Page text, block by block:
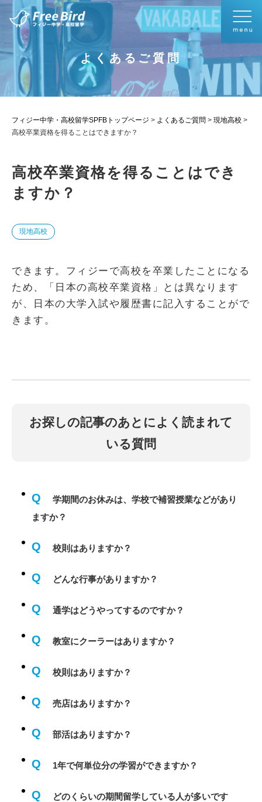
よくあるご質問
フィジー中学・高校留学SPFBトップページ > よくあるご質問 > 現地高校 >
高校卒業資格を得ることはできますか？
高校卒業資格を得ることはでき
ますか？
現地高校
できます。フィジーで高校を卒業したことになる
ため、「日本の高校卒業資格」とは異なります
が、日本の大学入試や履歴書に記入することがで
きます。
お探しの記事のあとによく読まれて
いる質問
Q
学期間のお休みは、学校で補習授業などがあり
ますか？
Q 校則はありますか？
Q どんな行事がありますか？
Q 通学はどうやってするのですか？
Q 教室にクーラーはありますか？
Q 校則はありますか？
Q 売店はありますか？
Q 部活はありますか？
Q 1年で何単位分の学習ができますか？
Q
どのくらいの期間留学している人が多いです